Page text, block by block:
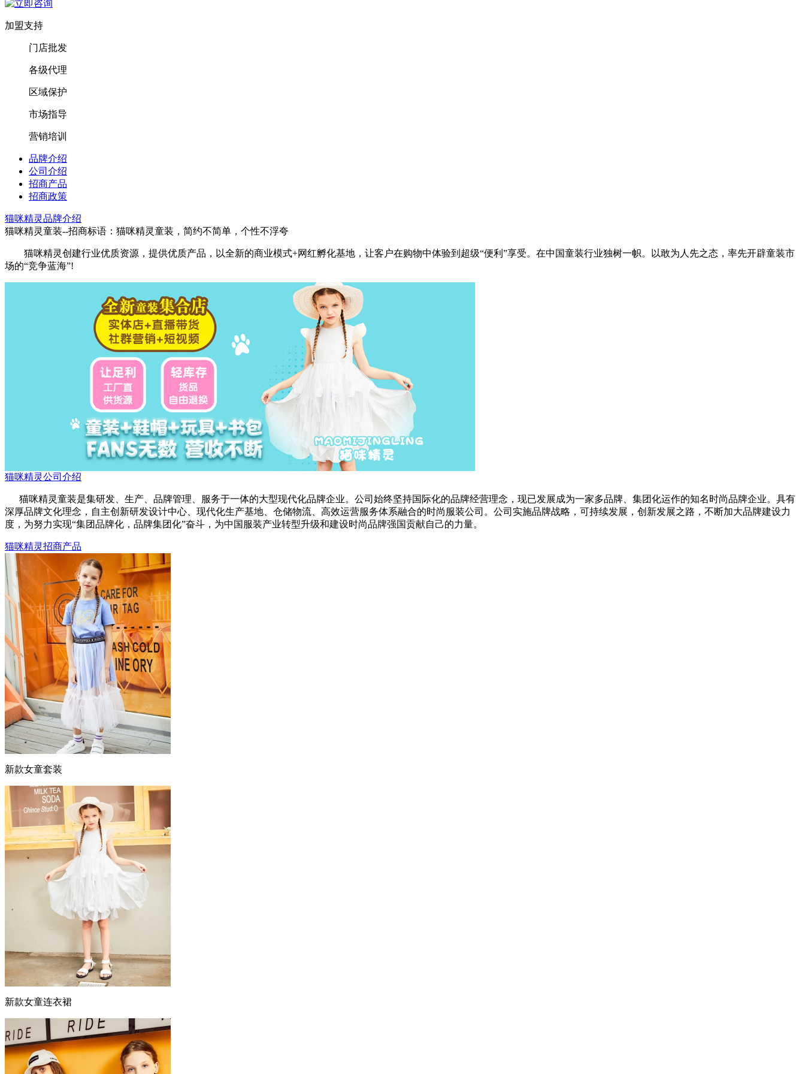
加盟支持
门店批发
各级代理
区域保护
市场指导
营销培训
品牌介绍
公司介绍
招商产品
招商政策
猫咪精灵品牌介绍
猫咪精灵童装--招商标语： 猫咪精灵童装，简约不简单，个性不浮夸
猫咪精灵创建行业优质资源，提供优质产品，以全新的商业模式+网红孵化基地，让客户在购物中体验到超级“便利”享受。在中国童装行业独树一帜。以敢为人先之态，率先开辟童装市
场的“竞争蓝海”!
猫咪精灵公司介绍
猫咪精灵童装是集研发、生产、品牌管理、服务于一体的大型现代化品牌企业。公司始终坚持国际化的品牌经营理念，现已发展成为一家多品牌、集团化运作的知名时尚品牌企业。具有
深厚品牌文化理念，自主创新研发设计中心、现代化生产基地、仓储物流、高效运营服务体系融合的时尚服装公司。公司实施品牌战略，可持续发展，创新发展之路，不断加大品牌建设力
度，为努力实现“集团品牌化，品牌集团化”奋斗，为中国服装产业转型升级和建设时尚品牌强国贡献自己的力量。
猫咪精灵招商产品
新款女童套装
新款女童连衣裙